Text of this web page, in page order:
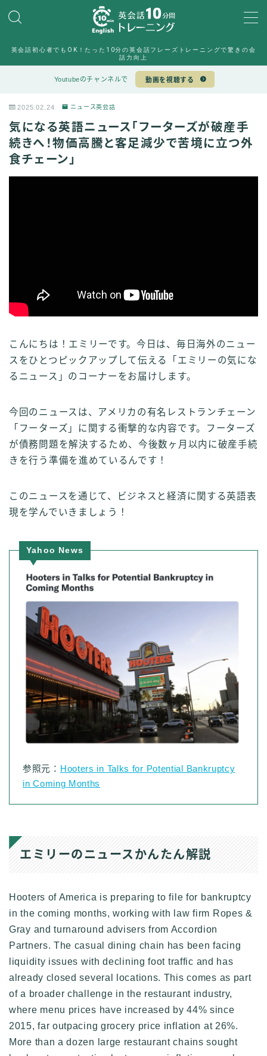
英会話初心者でもOK！たった10分の英会話フレーズトレーニングで驚きの会
話力向上
10min English運営チーム
Sample Page
デモプリセット記事 #6
プライバシーポリシー
プライバシーポリシー
利用規約／特定商取引法に基づく表記
有料記事の決済完了ページ
Youtubeのチャンネルで 動画を視聴する
2025.02.24 ニュース英会話
気になる英語ニュース「フーターズが破産手
続きへ！物価高騰と客足減少で苦境に立つ外
食チェーン」
こんにちは！エミリーです。今日は、毎日海外のニュー
スをひとつピックアップして伝える「エミリーの気にな
るニュース」のコーナーをお届けします。
今回のニュースは、アメリカの有名レストランチェーン
「フーターズ」に関する衝撃的な内容です。フーターズ
が債務問題を解決するため、今後数ヶ月以内に破産手続
きを行う準備を進めているんです！
このニュースを通じて、ビジネスと経済に関する英語表
現を学んでいきましょう！
Yahoo News
参照元： Hooters in Talks for Potential Bankruptcy
in Coming Months
エミリーのニュースかんたん解説
Hooters of America is preparing to file for bankruptcy
in the coming months, working with law firm Ropes &
Gray and turnaround advisers from Accordion
Partners. The casual dining chain has been facing
liquidity issues with declining foot traffic and has
already closed several locations. This comes as part
of a broader challenge in the restaurant industry,
where menu prices have increased by 44% since
2015, far outpacing grocery price inflation at 26%.
More than a dozen large restaurant chains sought